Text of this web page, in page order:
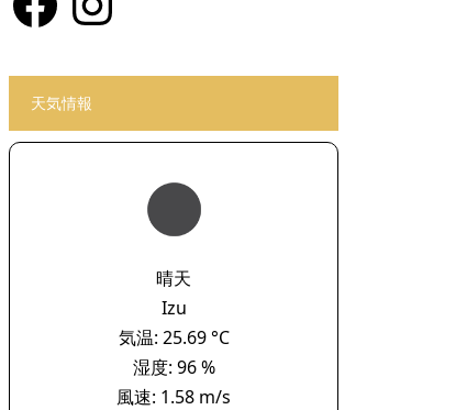
天気情報
晴天
Izu
気温: 25.69 °C
湿度: 96 %
風速: 1.58 m/s